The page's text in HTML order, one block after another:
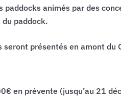
paddocks animés par des
paddock.
seront présentés en amont du
en prévente (jusqu’au 21